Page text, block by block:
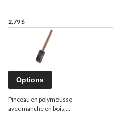
2,79 $
Options
Pinceau en polymousse
avec manche en bois,